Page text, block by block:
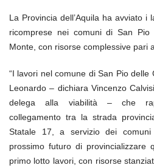
La Provincia dell’Aquila ha avviato i
ricomprese nei comuni di San
Monte, con risorse complessive pari
“I lavori nel comune di San Pio delle
Leonardo – dichiara Vincenzo
delega alla viabilità – che
collegamento tra la strada
Statale 17, a servizio dei comuni
prossimo futuro di provincializzare
primo lotto lavori, con risorse